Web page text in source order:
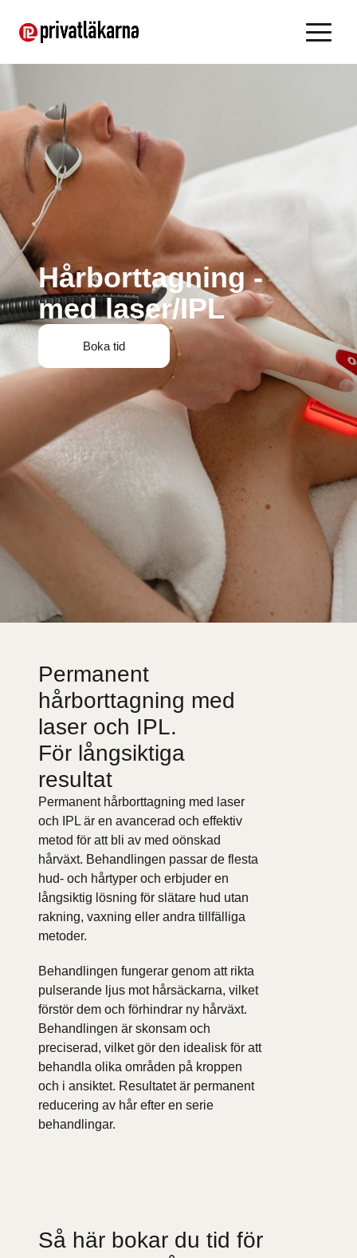
Hårborttagning -
med laser/IPL
Boka tid
Permanent
hårborttagning med
laser och IPL.
För långsiktiga
resultat
Permanent hårborttagning med laser
och IPL är en avancerad och effektiv
metod för att bli av med oönskad
hårväxt. Behandlingen passar de flesta
hud- och hårtyper och erbjuder en
långsiktig lösning för slätare hud utan
rakning, vaxning eller andra tillfälliga
metoder.
Behandlingen fungerar genom att rikta
pulserande ljus mot hårsäckarna, vilket
förstör dem och förhindrar ny hårväxt.
Behandlingen är skonsam och
preciserad, vilket gör den idealisk för att
behandla olika områden på kroppen
och i ansiktet. Resultatet är permanent
reducering av hår efter en serie
behandlingar.
Så här bokar du tid för